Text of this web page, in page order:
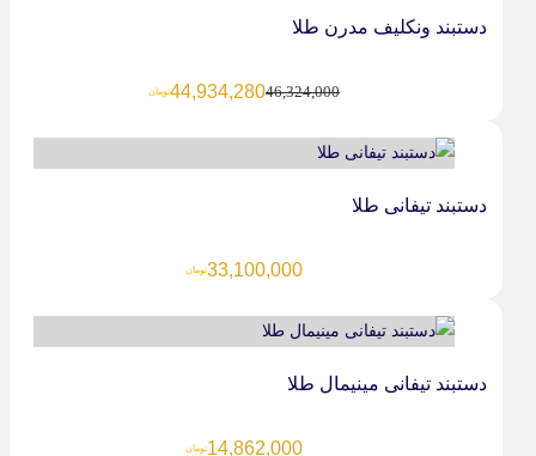
دستبند ونکلیف مدرن طلا
46,324,000
44,934,280تومان
دستبند تیفانی طلا
33,100,000تومان
دستبند تیفانی مینیمال طلا
14,862,000تومان